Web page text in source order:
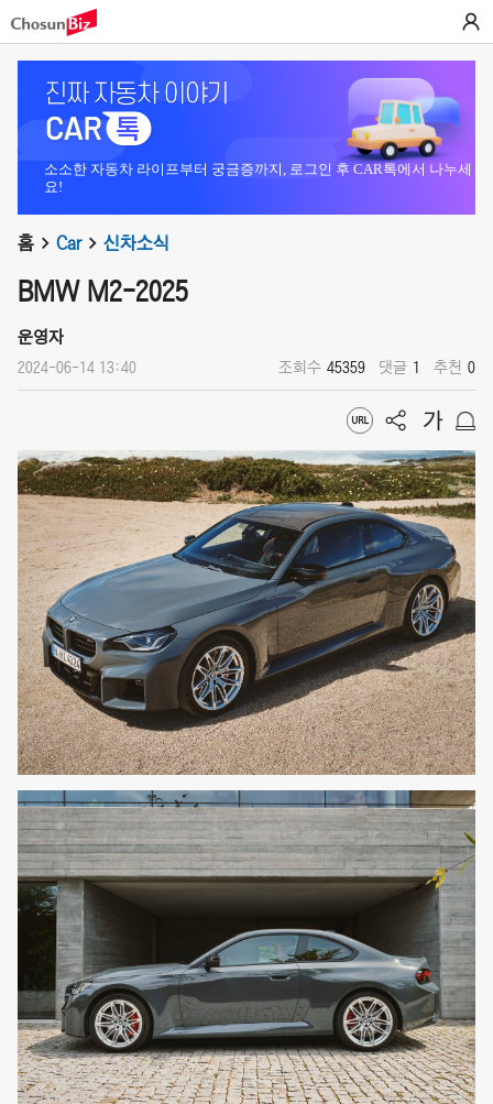
소소한 자동차 라이프부터 궁금증까지, 로그인 후 CAR톡에서 나누세
요!
홈 Car 신차소식
BMW M2-2025
운영자
2024-06-14 13:40 조회수 45359 댓글 1 추천 0